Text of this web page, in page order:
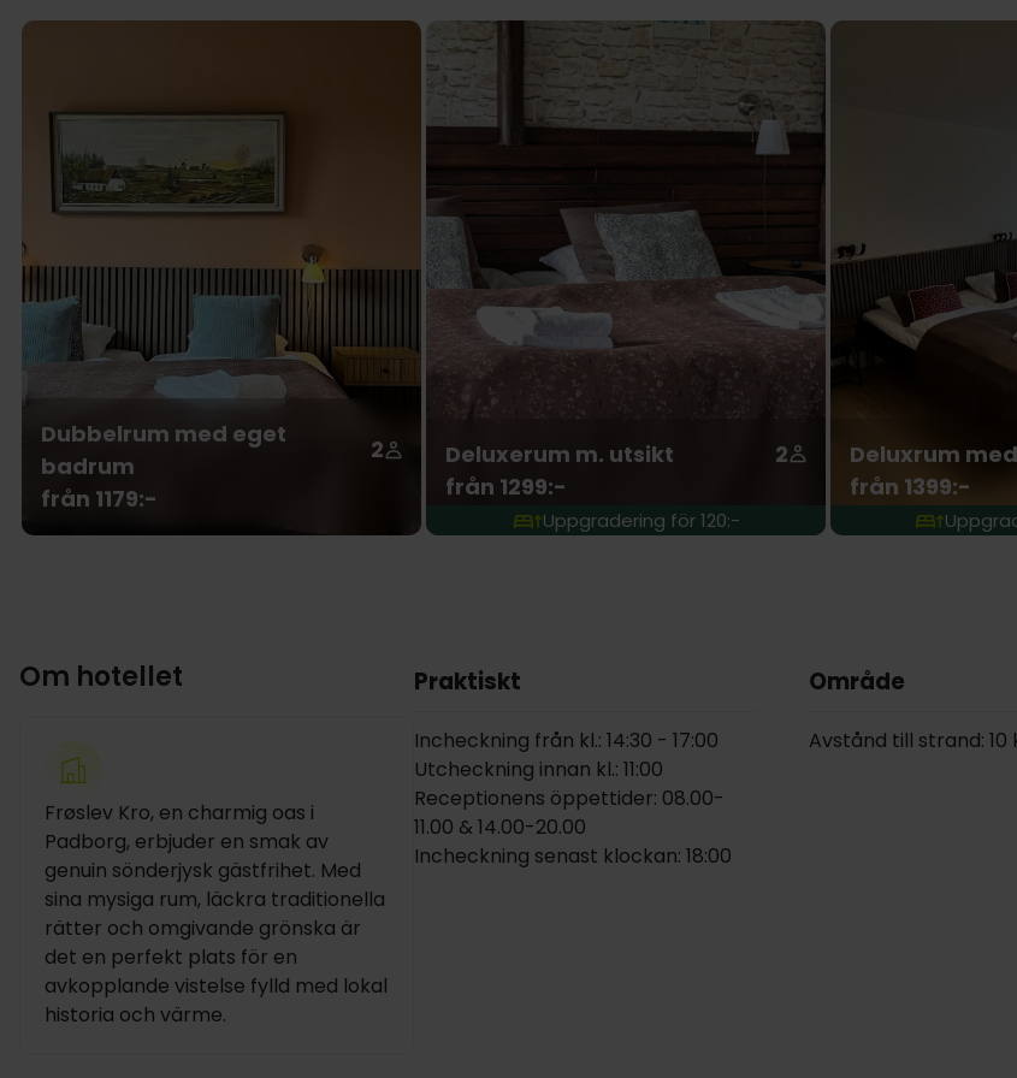
Dubbelrum med eget
badrum
2
från 1179:-
Deluxerum m. utsikt
2
från 1299:-
Uppgradering för 120:-
Deluxrum
från 1399:-
Om hotellet
Frøslev Kro, en charmig oas i
Padborg, erbjuder en smak av
genuin sönderjysk gästfrihet. Med
sina mysiga rum, läckra traditionella
rätter och omgivande grönska är
det en perfekt plats för en
avkopplande vistelse fylld med lokal
historia och värme.
Praktiskt
Incheckning från kl.: 14:30 - 17:00
Utcheckning innan kl.: 11:00
Receptionens öppettider: 08.00-
11.00 & 14.00-20.00
Incheckning senast klockan: 18:00
Område
Avstånd till strand: 10